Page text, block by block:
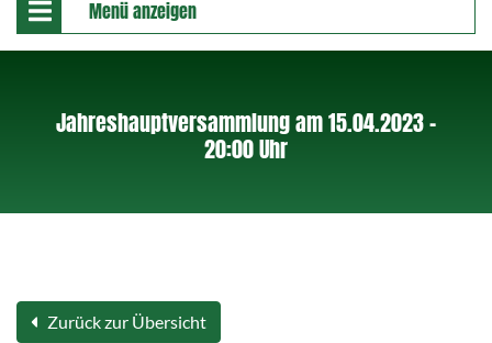
Menü anzeigen
Jahreshauptversammlung am 15.04.2023 -
20:00 Uhr
Zurück zur Übersicht